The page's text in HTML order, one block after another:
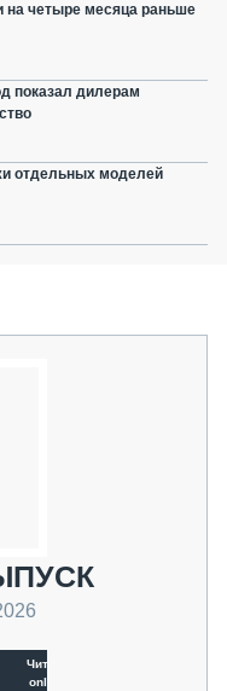
на четыре месяца раньше
показал дилерам
отдельных моделей
Читать
online